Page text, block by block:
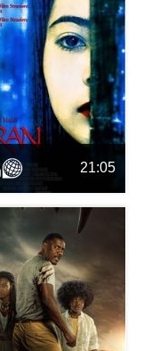
21:05